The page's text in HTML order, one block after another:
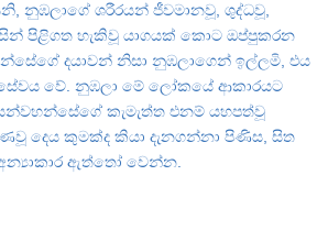
නුඹලාගේ ශරීරයන් ජීවමානවූ, ශුද්ධවූ,
පිළිගත හැකිවූ යාගයක් කොට ඔප්පුකරන
දයාවන් නිසා නුඹලාගෙන් ඉල්ලමි, එය
වේ. නුඹලා මේ ලෝකයේ ආකාරයට
කැමැත්ත එනම් යහපත්වූ
දෙය කුමක්ද කියා දැනගන්නා පිණිස, සිත
ඇත්තෝ වෙන්න.